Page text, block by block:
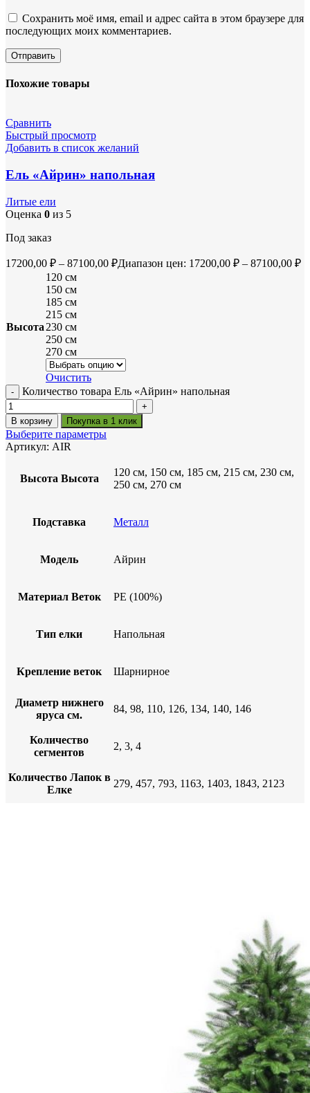
Сохранить моё имя, email и адрес сайта в этом браузере для
последующих моих комментариев.
Похожие товары
Сравнить
Быстрый просмотр
Добавить в список желаний
Ель «Айрин» напольная
Литые ели
Оценка 0 из 5
Под заказ
17200,00 ₽ – 87100,00 ₽Диапазон цен: 17200,00 ₽ – 87100,00 ₽
Высота
120 см
150 см
185 см
215 см
230 см
250 см
270 см
Очистить
Количество товара Ель «Айрин» напольная
В корзину Покупка в 1 клик
Выберите параметры
Артикул: AIR
Высота Высота
120 см, 150 см, 185 см, 215 см, 230 см,
250 см, 270 см
Подставка Металл
Модель Айрин
Материал Веток PE (100%)
Тип елки Напольная
Крепление веток Шарнирное
Диаметр нижнего
яруса см.
84, 98, 110, 126, 134, 140, 146
Количество
сегментов
2, 3, 4
Количество Лапок в
Елке
279, 457, 793, 1163, 1403, 1843, 2123